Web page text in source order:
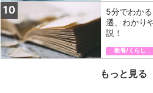
10
5分でわか
遷、わかり
説！
教養/くらし
もっと見る